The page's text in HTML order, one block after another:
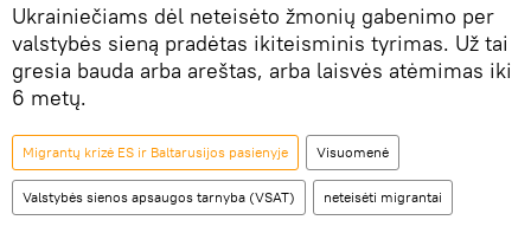
Ukrainiečiams dėl neteisėto žmonių gabenimo per
valstybės sieną pradėtas ikiteisminis tyrimas. Už tai
gresia bauda arba areštas, arba laisvės atėmimas iki
6 metų.
Migrantų krizė ES ir Baltarusijos pasienyje Visuomenė
Valstybės sienos apsaugos tarnyba (VSAT) neteisėti migrantai